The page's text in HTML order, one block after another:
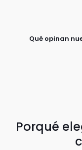
Qué opinan
Porqué